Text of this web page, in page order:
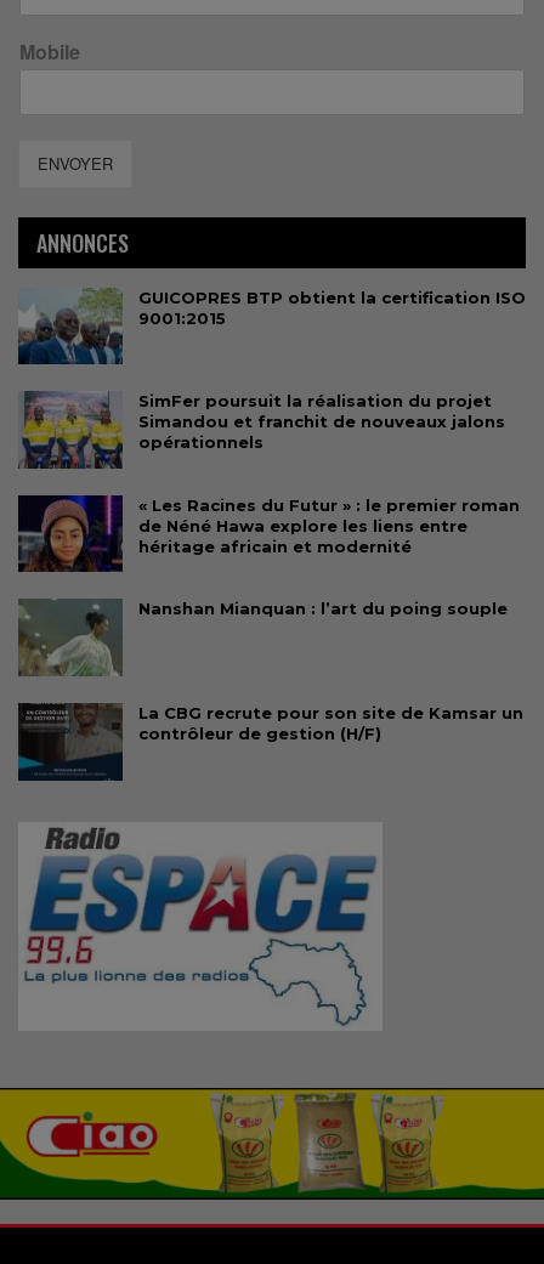
Mobile
ENVOYER
ANNONCES
GUICOPRES BTP obtient la certification ISO
9001:2015
SimFer poursuit la réalisation du projet
Simandou et franchit de nouveaux jalons
opérationnels
« Les Racines du Futur » : le premier roman
de Néné Hawa explore les liens entre
héritage africain et modernité
Nanshan Mianquan : l’art du poing souple
La CBG recrute pour son site de Kamsar un
contrôleur de gestion (H/F)